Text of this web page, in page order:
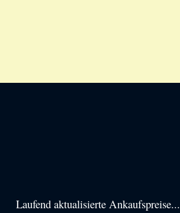
Haupt-
Laufend aktualisierte Ankaufspreise...